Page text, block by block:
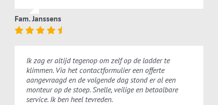
Fam. Janssens
Ik zag er altijd tegenop om zelf op de ladder te
klimmen. Via het contactformulier een offerte
aangevraagd en de volgende dag stond er al een
monteur op de stoep. Snelle, veilige en betaalbare
service. Ik ben heel tevreden.